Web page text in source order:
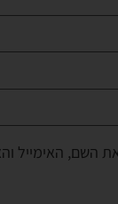
השם, האימייל